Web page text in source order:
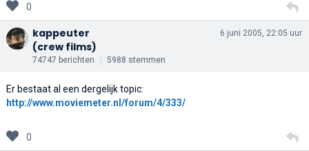
0
kappeuter
(crew films)
74747 berichten 5988 stemmen
6 juni 2005, 22:05 uur
Er bestaat al een dergelijk topic:
http://www.moviemeter.nl/forum/4/333/
0